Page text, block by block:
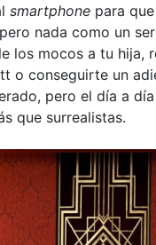
smartphone para
nada como un
los mocos a tu hija,
o conseguirte un
pero el día a
que surrealistas.